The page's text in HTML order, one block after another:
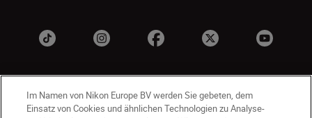
Im Namen von Nikon Europe BV werden Sie gebeten, dem
Einsatz von Cookies und ähnlichen Technologien zu Analyse-